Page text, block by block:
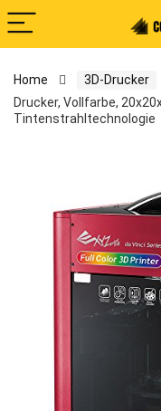
Home 3D-Drucker
Drucker, Vollfarbe,
Tintenstrahltechnologie